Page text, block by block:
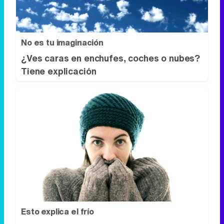
No es tu imaginación
¿Ves caras en enchufes, coches o nubes?
Tiene explicación
Esto explica el frío